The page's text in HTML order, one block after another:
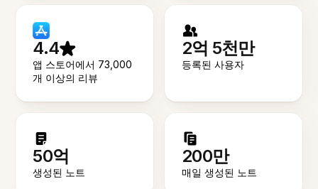
4.4
앱 스토어에서 73,000
개 이상의 리뷰
2억 5천만
등록된 사용자
50억
생성된 노트
200만
매일 생성된 노트